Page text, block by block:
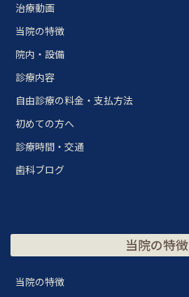
治療動画
当院の特徴
院内・設備
診療内容
自由診療の料金・支払方法
初めての方へ
診療時間・交通
歯科ブログ
当院の特徴
当院の特徴